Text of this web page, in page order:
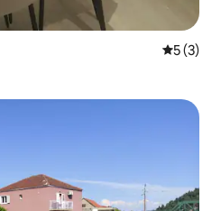
5 (3)